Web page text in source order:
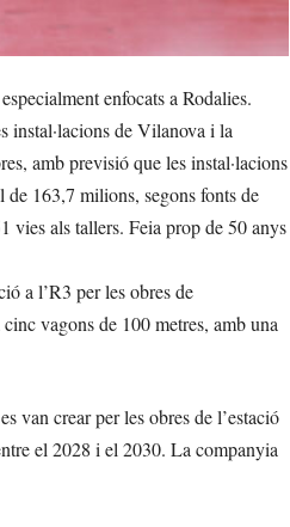
enfocats a Rodalies.
instal·lacions de Vilanova i la
amb previsió que les instal·lacions
de 163,7 milions, segons fonts de
vies als tallers. Feia prop de 50 anys
a l’R3 per les obres de
vagons de 100 metres, amb una
van crear per les obres de l’estació
el 2028 i el 2030. La companyia